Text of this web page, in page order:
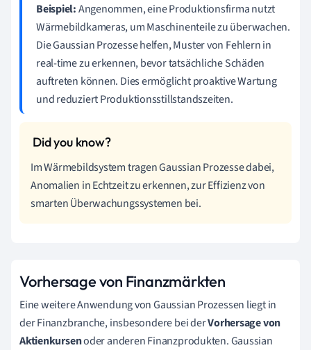
Beispiel:Angenommen, eine Produktionsfirma nutzt
Wärmebildkameras, um Maschinenteile zu überwachen.
Die Gaussian Prozesse helfen, Muster von Fehlern in
real-time zu erkennen, bevor tatsächliche Schäden
auftreten können. Dies ermöglicht proaktive Wartung
und reduziert Produktionsstillstandszeiten.
Im Wärmebildsystem tragen Gaussian Prozesse dabei,
Anomalien in Echtzeit zu erkennen, zur Effizienz von
smarten Überwachungssystemen bei.
Vorhersage von Finanzmärkten
Eine weitere Anwendung von Gaussian Prozessen liegt in
der Finanzbranche, insbesondere bei derVorhersage von
Aktienkursenoder anderen Finanzprodukten. Gaussian